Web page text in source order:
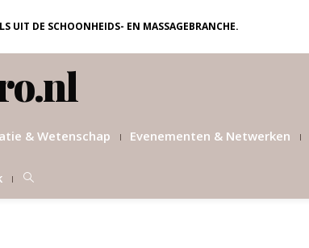
UIT DE SCHOONHEIDS- EN MASSAGEBRANCHE.
& Wetenschap Evenementen & Netwerken